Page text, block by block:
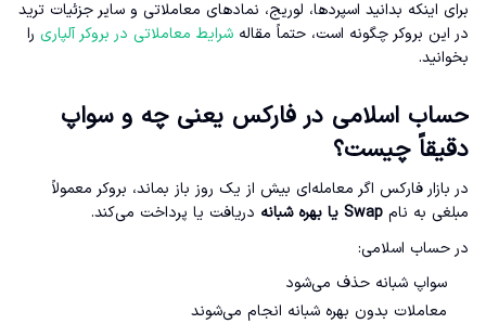
برای اینکه بدانید اسپردها، لوریج، نمادهای معاملاتی و سایر جزئیات ترید
در این بروکر چگونه است، حتماً مقاله شرایط معاملاتی در بروکر آلپاری را
بخوانید.
حساب اسلامی در فارکس یعنی چه و سواپ
دقیقاً چیست؟
در بازار فارکس اگر معامله‌ای بیش از یک روز باز بماند، بروکر معمولاً
مبلغی به نام Swap یا بهره شبانه
دریافت یا پرداخت می‌کند.
در حساب اسلامی:
سواپ شبانه حذف می‌شود
معاملات بدون بهره شبانه انجام می‌شوند